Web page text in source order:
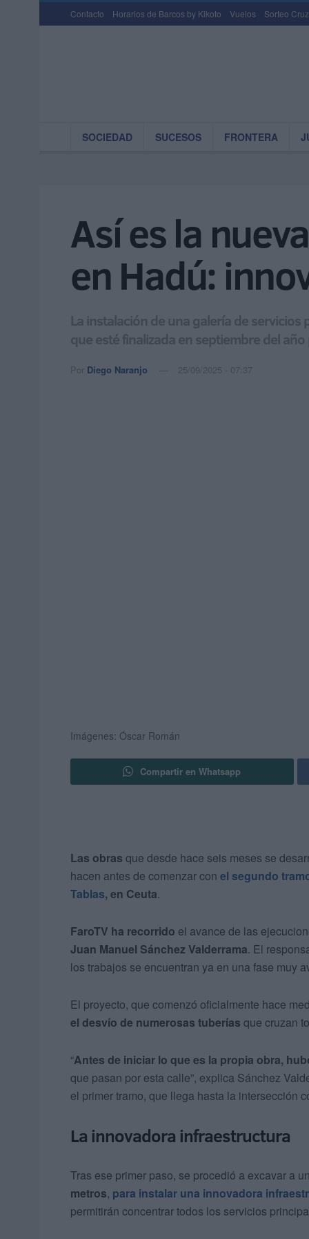
Contacto Horarios de Barcos by Kikoto Vuelos Sorteo
SOCIEDAD SUCESOS FRONTERA
Así es la
en Hadú:
La instalación de una galería de
que esté finalizada en septiembre del
Por Diego Naranjo 25/09/2025 - 07:37
Imágenes: Óscar Román
Compartir en Whatsapp
Las obras que desde hace seis meses se
hacen antes de comenzar con el segundo
Tablas, en Ceuta.
FaroTV ha recorrido el avance de las
Juan Manuel Sánchez Valderrama. El
los trabajos se encuentran ya en una fase muy
El proyecto, que comenzó oficialmente hace
el desvío de numerosas tuberías que cruzan
“Antes de iniciar lo que es la propia obra,
que pasan por esta calle”, explica Sánchez
el primer tramo, que llega hasta la intersección
La innovadora infraestructura
Tras ese primer paso, se procedió a excavar a
metros, para instalar una innovadora
permitirán concentrar todos los servicios